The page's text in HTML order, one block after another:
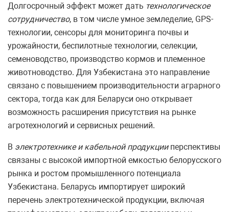
Долгосрочный эффект может дать технологическое
сотрудничество, в том числе умное земледелие, GPS-
технологии, сенсоры для мониторинга почвы и
урожайности, беспилотные технологии, селекции,
семеноводство, производство кормов и племенное
животноводство. Для Узбекистана это направление
связано с повышением производительности аграрного
сектора, тогда как для Беларуси оно открывает
возможность расширения присутствия на рынке
агротехнологий и сервисных решений.
В электротехнике и кабельной продукцииперспективы
связаны с высокой импортной емкостью белорусского
рынка и ростом промышленного потенциала
Узбекистана. Беларусь импортирует широкий
перечень электротехнической продукции, включая